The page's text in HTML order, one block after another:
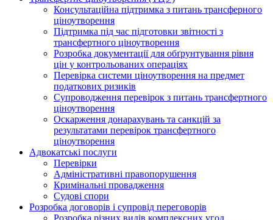
Консультаційна підтримка з питань трансферного
ціноутворення
Підтримка під час підготовки звітності з
трансфертного ціноутворення
Розробка документації для обґрунтування рівня
цін у контрольованих операціях
Перевірка системи ціноутворення на предмет
податкових ризиків
Супроводження перевірок з питань трансфертного
ціноутворення
Оскарження донарахувань та санкцій за
результатами перевірок трансфертного
ціноутворення
Адвокатські послуги
Перевірки
Адміністративні правопорушення
Кримінальні провадження
Судові спори
Розробка договорів і супровід переговорів